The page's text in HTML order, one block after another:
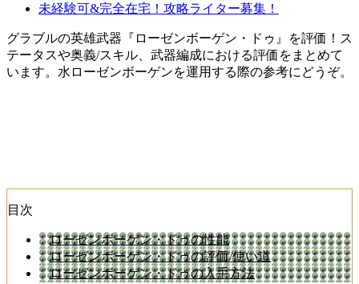
未経験可&完全在宅！攻略ライター募集！
グラブルの英雄武器『ローゼンボーゲン・ドゥ』を評価！ス
テータスや奥義/スキル、武器編成における評価をまとめて
います。水ローゼンボーゲンを運用する際の参考にどうぞ。
目次
ローゼンボーゲン・ドゥの性能
ローゼンボーゲン・ドゥの評価/使い道
ローゼンボーゲン・ドゥの入手方法